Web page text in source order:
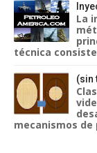
La
técnica
(sin
mecanismos de